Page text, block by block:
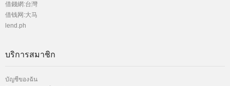
借錢網:台灣
借钱网:大马
lend .ph
บริการสมาชิก
บัญชีของฉัน